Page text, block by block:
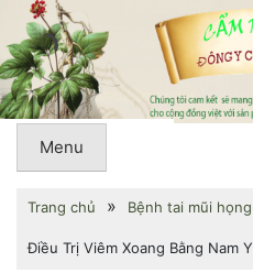
Menu
Trang chủ » Bệnh tai mũi họng
Điều Trị Viêm Xoang Bằng Nam Y